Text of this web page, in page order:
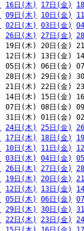
16日(木) 17日(金)
09日(木) 10日(金)
02日(木) 03日(金)
26日(木) 27日(金)
19日(木) 20日(金)
12日(木) 13日(金)
05日(木) 06日(金)
28日(木) 29日(金)
21日(木) 22日(金)
14日(木) 15日(金)
07日(木) 08日(金)
31日(木) 01日(金)
24日(木) 25日(金)
17日(木) 18日(金)
10日(木) 11日(金)
03日(木) 04日(金)
26日(木) 27日(金)
19日(木) 20日(金)
12日(木) 13日(金)
05日(木) 06日(金)
29日(木) 30日(金)
22日(木) 23日(金)